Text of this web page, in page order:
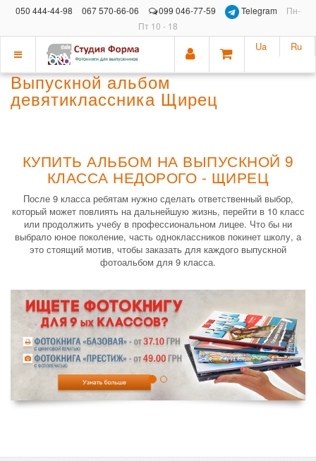
050 444-44-98 067 570-66-06 099 046-77-59 Telegram
Пн-
Пт 10 - 18
Показать
меню
Ua Ru
Выпускной альбом
девятиклассника Щирец
КУПИТЬ АЛЬБОМ НА ВЫПУСКНОЙ 9
КЛАССА НЕДОРОГО - ЩИРЕЦ
После 9 класса ребятам нужно сделать ответственный выбор,
который может повлиять на дальнейшую жизнь, перейти в 10 класс
или продолжить учебу в профессиональном лицее. Что бы ни
выбрало юное поколение, часть одноклассников покинет школу, а
это стоящий мотив, чтобы заказать для каждого выпускной
фотоальбом для 9 класса.